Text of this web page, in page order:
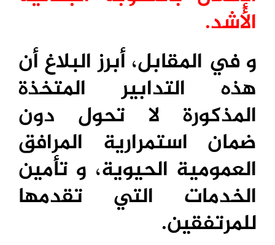
الأشد.
و في المقابل، أبرز البلاغ أن
هذه التدابير المتخذة
المذكورة لا تحول دون
ضمان استمرارية المرافق
العمومية الحيوية، و تأمين
الخدمات التي تقدمها
للمرتفقين.